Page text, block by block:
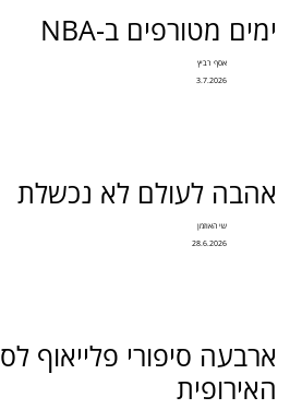
ימים מטורפים ב-NBA
אסף רביץ
3.7.2026
אהבה לעולם לא נכשלת
שי האוזמן
28.6.2026
ארבעה סיפורי פלייאוף
האירופית